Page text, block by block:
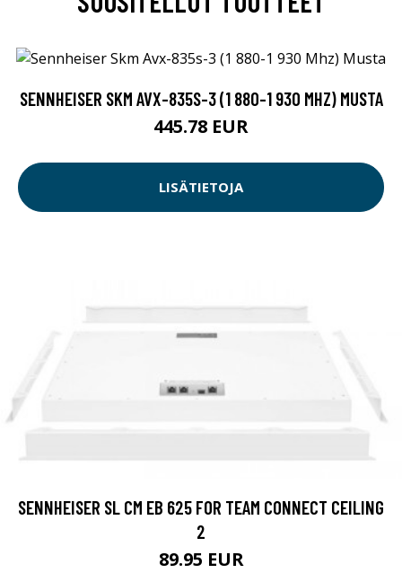
SENNHEISER SKM AVX-835S-3 (1 880-1 930 MHZ) MUSTA
445.78 EUR
LISÄTIETOJA
SENNHEISER SL CM EB 625 FOR TEAM CONNECT CEILING
2
89.95 EUR